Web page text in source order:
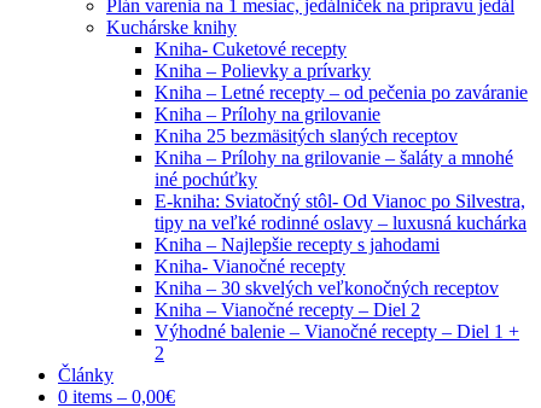
Plán varenia na 1 mesiac, jedálniček na prípravu jedál
Kuchárske knihy
Kniha- Cuketové recepty
Kniha – Polievky a prívarky
Kniha – Letné recepty – od pečenia po zaváranie
Kniha – Prílohy na grilovanie
Kniha 25 bezmäsitých slaných receptov
Kniha – Prílohy na grilovanie – šaláty a mnohé
iné pochúťky
E-kniha: Sviatočný stôl- Od Vianoc po Silvestra,
tipy na veľké rodinné oslavy – luxusná kuchárka
Kniha – Najlepšie recepty s jahodami
Kniha- Vianočné recepty
Kniha – 30 skvelých veľkonočných receptov
Kniha – Vianočné recepty – Diel 2
Výhodné balenie – Vianočné recepty – Diel 1 +
2
Články
0 items – 0,00€